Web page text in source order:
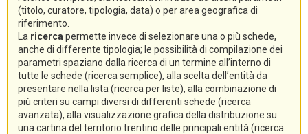
(titolo, curatore, tipologia, data) o per area geografica di
riferimento.
La ricerca permette invece di selezionare una o più schede,
anche di differente tipologia; le possibilità di compilazione dei
parametri spaziano dalla ricerca di un termine all’interno di
tutte le schede (ricerca semplice), alla scelta dell’entità da
presentare nella lista (ricerca per liste), alla combinazione di
più criteri su campi diversi di differenti schede (ricerca
avanzata), alla visualizzazione grafica della distribuzione su
una cartina del territorio trentino delle principali entità (ricerca